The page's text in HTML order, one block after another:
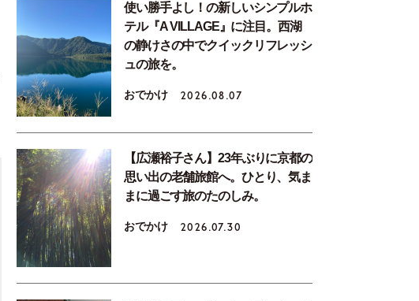
使い勝手よし！の新しいシンプルホ
テル『A VILLAGE』に注目。西湖
の静けさの中でクイックリフレッシ
ュの旅を。
おでかけ 2026.08.07
【広瀬裕子さん】23年ぶりに京都の
思い出の老舗旅館へ。ひとり、気ま
まに過ごす旅のたのしみ。
おでかけ 2026.07.30